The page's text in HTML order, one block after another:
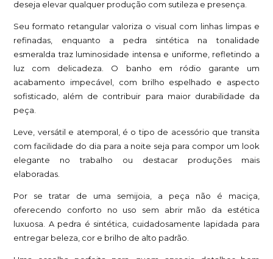
deseja elevar qualquer produção com sutileza e presença.
Seu formato retangular valoriza o visual com linhas limpas e
refinadas, enquanto a pedra sintética na tonalidade
esmeralda traz luminosidade intensa e uniforme, refletindo a
luz com delicadeza. O banho em ródio garante um
acabamento impecável, com brilho espelhado e aspecto
sofisticado, além de contribuir para maior durabilidade da
peça.
Leve, versátil e atemporal, é o tipo de acessório que transita
com facilidade do dia para a noite seja para compor um look
elegante no trabalho ou destacar produções mais
elaboradas.
Por se tratar de uma semijoia, a peça não é maciça,
oferecendo conforto no uso sem abrir mão da estética
luxuosa. A pedra é sintética, cuidadosamente lapidada para
entregar beleza, cor e brilho de alto padrão.